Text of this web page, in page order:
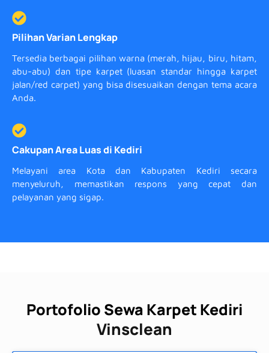
Pilihan Varian Lengkap
Tersedia berbagai pilihan warna (merah, hijau, biru, hitam,
abu-abu) dan tipe karpet (luasan standar hingga karpet
jalan/red carpet) yang bisa disesuaikan dengan tema acara
Anda.
Cakupan Area Luas di Kediri
Melayani area Kota dan Kabupaten Kediri secara
menyeluruh, memastikan respons yang cepat dan
pelayanan yang sigap.
Portofolio Sewa Karpet Kediri
Vinsclean